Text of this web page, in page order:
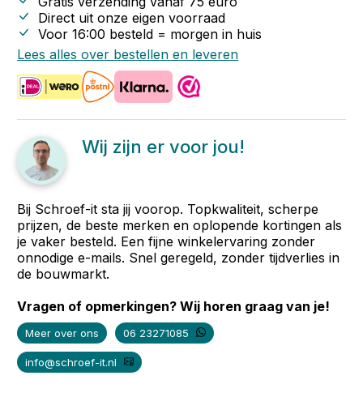
Direct uit onze eigen voorraad
Voor 16:00 besteld = morgen in huis
Lees alles over bestellen en leveren
Wij zijn er voor jou!
Bij Schroef-it sta jij voorop. Topkwaliteit, scherpe
prijzen, de beste merken en oplopende kortingen als
je vaker besteld. Een fijne winkelervaring zonder
onnodige e-mails. Snel geregeld, zonder tijdverlies in
de bouwmarkt.
Vragen of opmerkingen? Wij horen graag van je!
Meer over ons 06 23271085
info@schroef-it.nl